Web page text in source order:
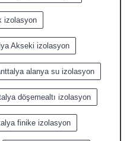
izolasyon
Akseki izolasyon
alanya su izolasyon
döşemealtı izolasyon
finike izolasyon